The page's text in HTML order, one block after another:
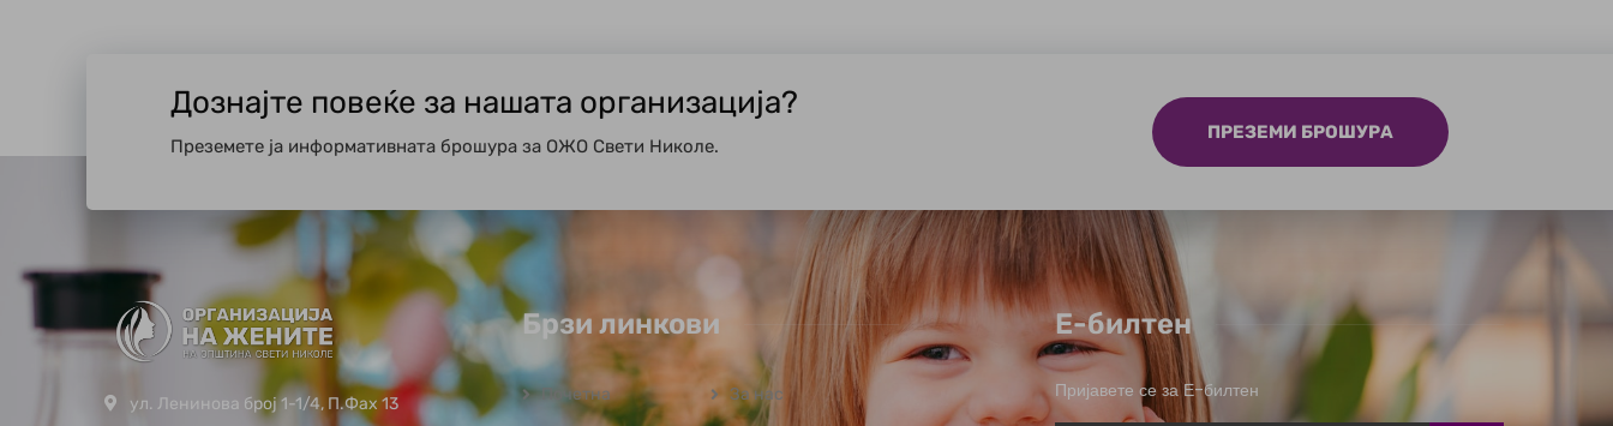
Дознајте повеќе за нашата организација?
Преземете ја информативната брошура за ОЖО Свети Николе.
ПРЕЗЕМИ БРОШУРА
ул. Ленинова број 1-1/4, П.Фах 13
Брзи линкови
Почетна За нас
Е-билтен
Пријавете се за Е-билтен